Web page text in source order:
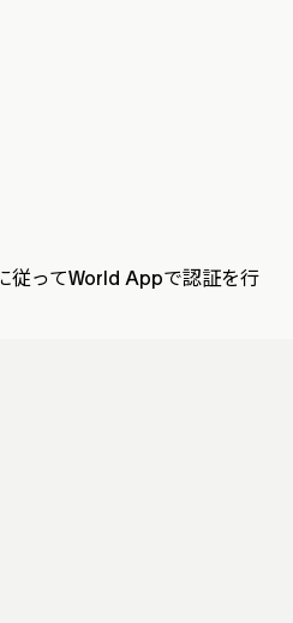
従ってWorld Appで認証を行